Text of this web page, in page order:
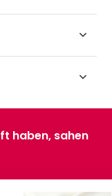
haben, sahen